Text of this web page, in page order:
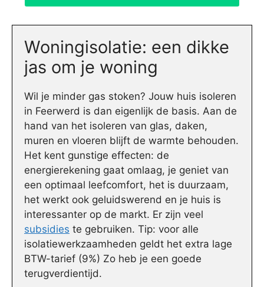
Woningisolatie: een dikke
jas om je woning
Wil je minder gas stoken? Jouw huis isoleren
in Feerwerd is dan eigenlijk de basis. Aan de
hand van het isoleren van glas, daken,
muren en vloeren blijft de warmte behouden.
Het kent gunstige effecten: de
energierekening gaat omlaag, je geniet van
een optimaal leefcomfort, het is duurzaam,
het werkt ook geluidswerend en je huis is
interessanter op de markt. Er zijn veel
subsidies te gebruiken. Tip: voor alle
isolatiewerkzaamheden geldt het extra lage
BTW-tarief (9%) Zo heb je een goede
terugverdientijd.